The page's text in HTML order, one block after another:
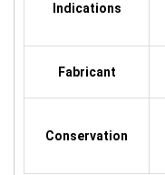
Indications
Fabricant
Conservation